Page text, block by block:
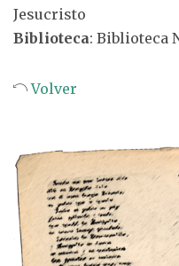
Jesucristo
Biblioteca: Biblioteca
Volver